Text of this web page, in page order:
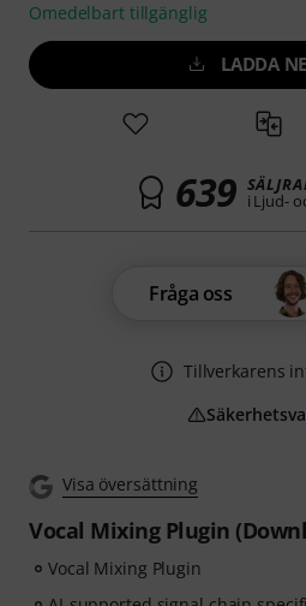
Visa översättning
Vocal Mixing Plugin
Vocal Mixing Plugin
Omedelbart tillgänglig
LADDA
639 i Ljud-
Fråga oss
Tillverkarens